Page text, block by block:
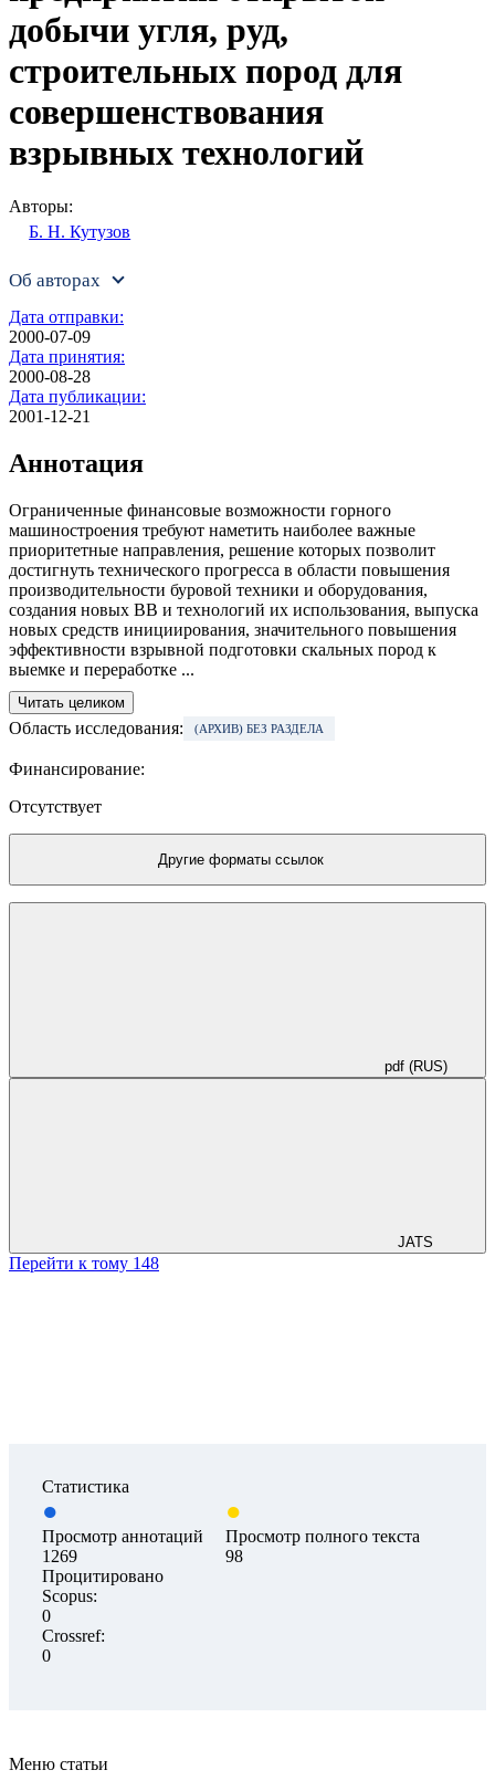
добычи угля, руд,
строительных пород для
совершенствования
взрывных технологий
Авторы:
Б. Н. Кутузов
Об авторах
Дата отправки:
2000-07-09
Дата принятия:
2000-08-28
Дата публикации:
2001-12-21
Аннотация
Ограниченные финансовые возможности горного
машиностроения требуют наметить наиболее важные
приоритетные направления, решение которых позволит
достигнуть техни­ческого прогресса в области повышения
производительности буровой техники и оборудования,
создания новых ВВ и технологий их использования, выпуска
новых средств инициирования, значительного повышения
эффективности взрывной подготовки скальных пород к
выемке и переработке ...
Читать целиком
Область исследования: (АРХИВ) БЕЗ РАЗДЕЛА
Финансирование:
Отсутствует
Другие форматы ссылок
pdf (RUS)
JATS
Перейти к тому 148
Статистика
Просмотр аннотаций
1269
Просмотр полного текста
98
Процитировано
Scopus:
0
Crossref:
0
Меню статьи